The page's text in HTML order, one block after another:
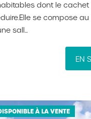
dont le cachet
se compose
sall...
EN
À LA VENTE